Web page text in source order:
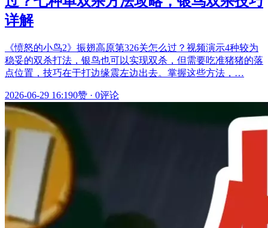
详解
《愤怒的小鸟2》振翅高原第326关怎么过？视频演示4种较为
稳妥的双杀打法，银鸟也可以实现双杀，但需要吃准猪猪的落
点位置，技巧在于打边缘震左边出去。掌握这些方法，…
2026-06-29 16:190赞 · 0评论